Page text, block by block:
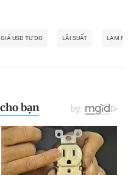
GIÁ USD TỰ DO LÃI SUẤT LẠM PHÁT